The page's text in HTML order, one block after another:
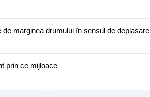
marginea drumului în sensul de deplasare
prin ce mijloace